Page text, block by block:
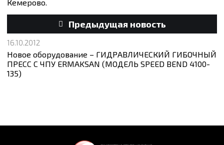
Кемерово.
Предыдущая новость
16.10.2012
Новое оборудование – ГИДРАВЛИЧЕСКИЙ ГИБОЧНЫЙ
ПРЕСС С ЧПУ ERMAKSAN (МОДЕЛЬ SPEED BEND 4100-
135)